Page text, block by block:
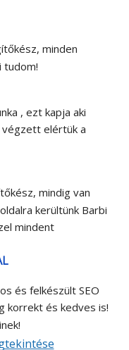
a cikkeivel ès a
minden
tudom!
végzett elértük a
mindig van
kerültünk Barbi
mindent